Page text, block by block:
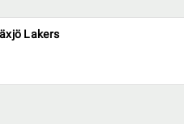
Lakers